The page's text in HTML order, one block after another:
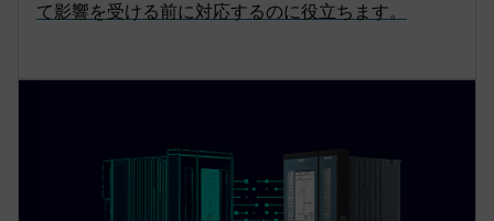
て影響を受ける前に対応するのに役立ちます。